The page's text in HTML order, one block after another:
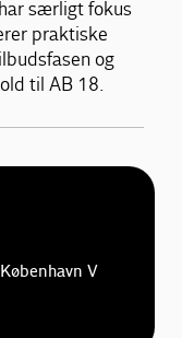
særligt fokus
praktiske
og
til AB 18.
V